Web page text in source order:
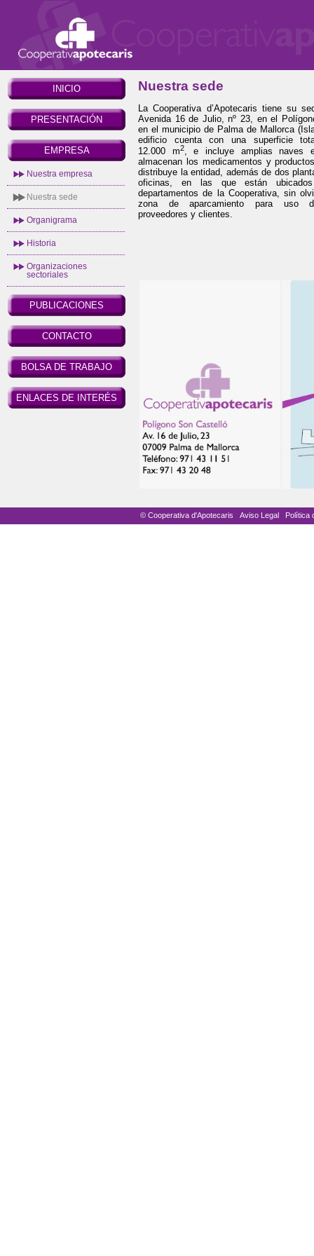
Nuestra sede
La Cooperativa d’Apotecaris tiene su
Avenida 16 de Julio, nº 23, en el
en el municipio de Palma de Mallorca
edificio cuenta con una superficie
12.000 m2, e incluye amplias naves
almacenan los medicamentos y
distribuye la entidad, además de dos
oficinas, en las que están
departamentos de la Cooperativa, sin
zona de aparcamiento para uso
proveedores y clientes.
INICIO
PRESENTACIÓN
EMPRESA
Nuestra empresa
Nuestra sede
Organigrama
Historia
Organizaciones
sectoriales
PUBLICACIONES
CONTACTO
BOLSA DE TRABAJO
ENLACES DE INTERÉS
© Cooperativa d'Apotecaris Aviso Legal Política